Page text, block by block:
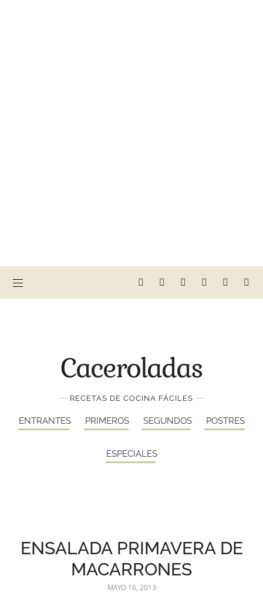
Caceroladas
— RECETAS DE COCINA FÁCILES —
ENTRANTES PRIMEROS SEGUNDOS POSTRES
ESPECIALES
ENSALADA PRIMAVERA DE
MACARRONES
MAYO 16, 2013